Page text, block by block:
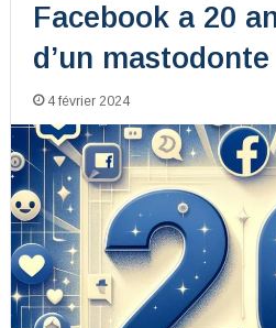
Facebook a 20
d’un mastodonte
4 février 2024